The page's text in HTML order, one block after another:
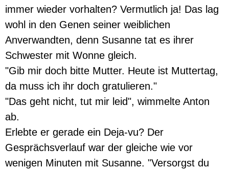
immer wieder vorhalten? Vermutlich ja! Das lag
wohl in den Genen seiner weiblichen
Anverwandten, denn Susanne tat es ihrer
Schwester mit Wonne gleich.
"Gib mir doch bitte Mutter. Heute ist Muttertag,
da muss ich ihr doch gratulieren."
"Das geht nicht, tut mir leid", wimmelte Anton
ab.
Erlebte er gerade ein Deja-vu? Der
Gesprächsverlauf war der gleiche wie vor
wenigen Minuten mit Susanne. "Versorgst du